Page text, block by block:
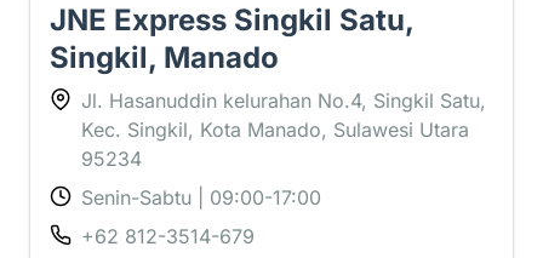
JNE Express Singkil Satu,
Singkil, Manado
Jl. Hasanuddin kelurahan No.4, Singkil Satu,
Kec. Singkil, Kota Manado, Sulawesi Utara
95234
Senin-Sabtu | 09:00-17:00
+62 812-3514-679